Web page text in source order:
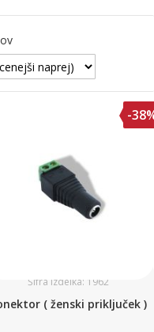
-
Šifra izdelka: 1962
( ženski priključek )